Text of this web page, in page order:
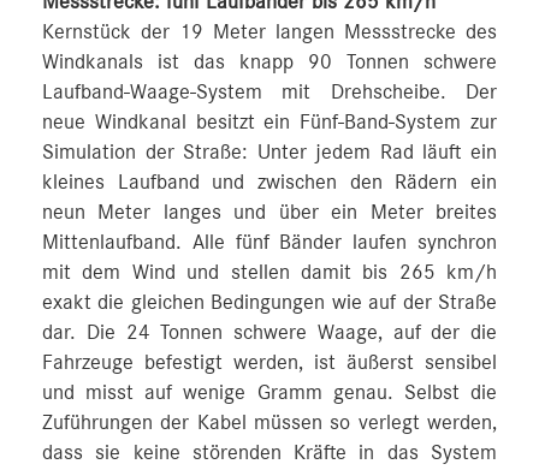
Kernstück der 19 Meter langen Messstrecke des
Windkanals ist das knapp 90 Tonnen schwere
Laufband-Waage-System mit Drehscheibe. Der
neue Windkanal besitzt ein Fünf-Band-System zur
Simulation der Straße: Unter jedem Rad läuft ein
kleines Laufband und zwischen den Rädern ein
neun Meter langes und über ein Meter breites
Mittenlaufband. Alle fünf Bänder laufen synchron
mit dem Wind und stellen damit bis 265 km/h
exakt die gleichen Bedingungen wie auf der Straße
dar. Die 24 Tonnen schwere Waage, auf der die
Fahrzeuge befestigt werden, ist äußerst sensibel
und misst auf wenige Gramm genau. Selbst die
Zuführungen der Kabel müssen so verlegt werden,
dass sie keine störenden Kräfte in das System